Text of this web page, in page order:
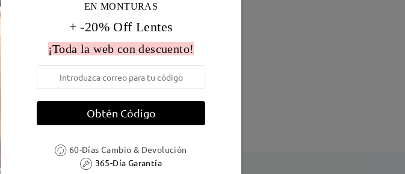
Diametro de lentes: 52 mm Peso:
Material de la montura: Acetato
EN MONTURAS
+ -20% Off Lentes
¡Toda la web con descuento!
Obtén Código
60-Días Cambio & Devolución
365-Día Garantía